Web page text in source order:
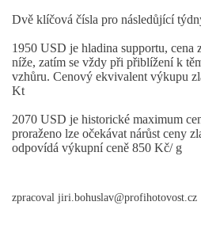
Dvě klíčová čísla pro následůjící
1950 USD je hladina supportu, cena
níže, zatím se vždy při přiblížení k
vzhůru. Cenový ekvivalent výkupu
Kt
2070 USD je historické maximum
proraženo lze očekávat nárůst ceny
odpovídá výkupní ceně 850 Kč/ g
zpracoval jiri.bohuslav@profihotovost.cz